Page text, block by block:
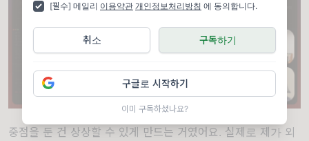
[필수] 메일리 이용약관 개인정보처리방침 에 동의합니다.
구독하기
취소
구글로 시작하기
이미 구독하셨나요?
중점을 둔 건 상상할 수 있게 만드는 거였어요. 실제로 제가 외